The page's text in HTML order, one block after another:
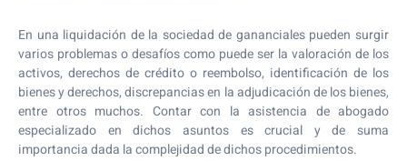
En una liquidación de la sociedad de gananciales pueden surgir
varios problemas o desafíos como puede ser la valoración de los
activos, derechos de crédito o reembolso, identificación de los
bienes y derechos, discrepancias en la adjudicación de los bienes,
entre otros muchos. Contar con la asistencia de abogado
especializado en dichos asuntos es crucial y de suma
importancia dada la complejidad de dichos procedimientos.